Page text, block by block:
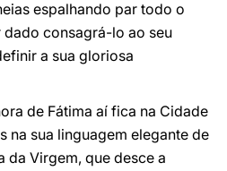
espalhando par todo o
dado consagrá-lo ao seu
a sua gloriosa
de Fátima aí fica na Cidade
na sua linguagem elegante de
da Virgem, que desce a